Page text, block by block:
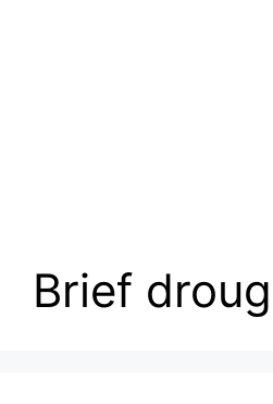
Brief